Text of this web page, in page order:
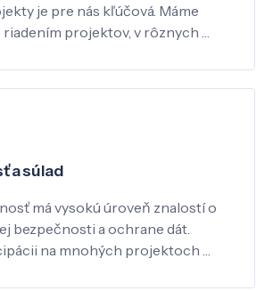
je pre nás kľúčová. Máme
projektov, v rôznych …
a súlad
má vysokú úroveň znalostí o
bezpečnosti a ochrane dát.
na mnohých projektoch …